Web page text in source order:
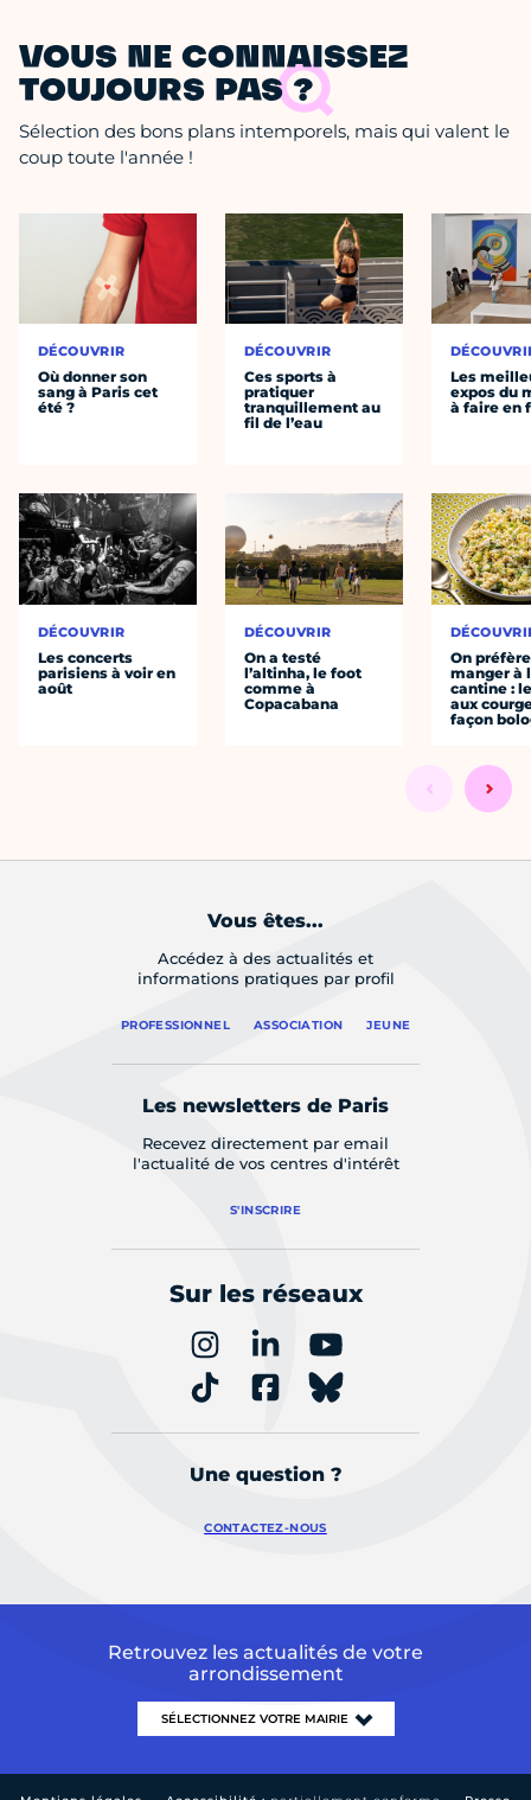
VOUS NE CONNAISSEZ
TOUJOURS PAS ?
Sélection des bons plans intemporels, mais qui valent le
coup toute l'année !
DÉCOUVRIR
Où donner son
sang à Paris cet
été ?
DÉCOUVRIR
Les concerts
parisiens à voir en
août
DÉCOUVRIR
Ces sports à
pratiquer
tranquillement au
fil de l’eau
DÉCOUVRIR
On a testé
l’altinha, le foot
comme à
Copacabana
Les
expos du
à faire en
On préfère
manger à
cantine :
aux
façon
Vous êtes...
Accédez à des actualités et
informations pratiques par profil
PROFESSIONNEL ASSOCIATION JEUNE
Les newsletters de Paris
Recevez directement par email
l'actualité de vos centres d'intérêt
S'INSCRIRE
Sur les réseaux
Une question ?
CONTACTEZ-NOUS
Retrouvez les actualités de votre
arrondissement